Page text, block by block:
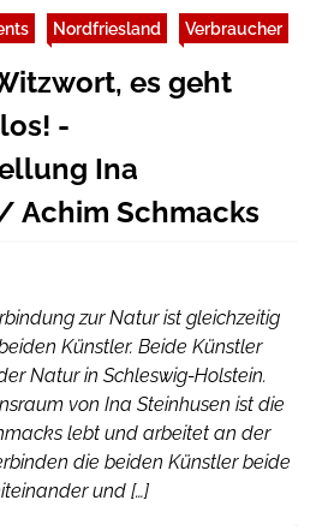
Nordfriesland Verbraucher
es geht
-
Ina
Achim Schmacks
zur Natur ist gleichzeitig
Künstler. Beide Künstler
Natur in Schleswig-Holstein.
von Ina Steinhusen ist die
lebt und arbeitet an der
die beiden Künstler beide
und […]